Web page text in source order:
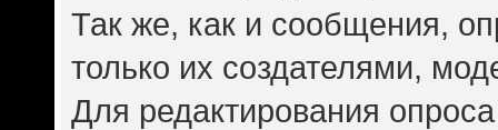
Так же, как и сообщения,
только их создателями,
Для редактирования